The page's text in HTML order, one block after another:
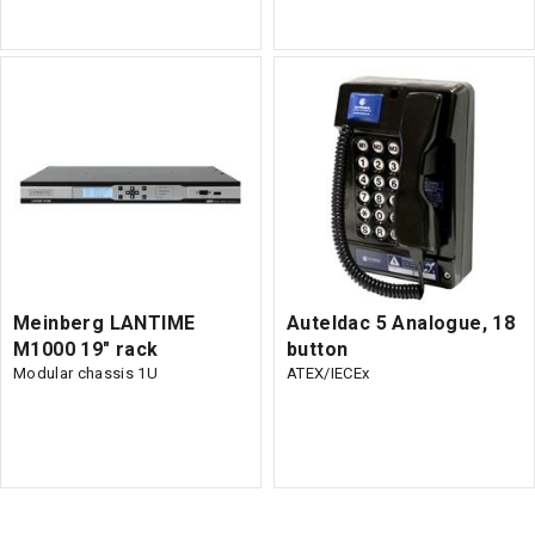
Meinberg LANTIME
M1000 19" rack
Modular chassis 1U
Auteldac 5 Analogue, 18
button
ATEX/IECEx